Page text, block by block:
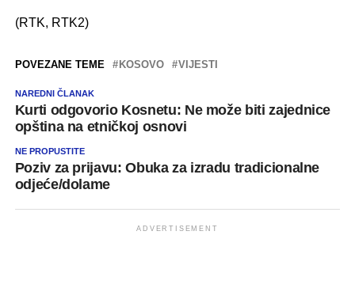
(RTK, RTK2)
POVEZANE TEME KOSOVO VIJESTI
NAREDNI ČLANAK
Kurti odgovorio Kosnetu: Ne može biti zajednice
opština na etničkoj osnovi
NE PROPUSTITE
Poziv za prijavu: Obuka za izradu tradicionalne
odjeće/dolame
ADVERTISEMENT